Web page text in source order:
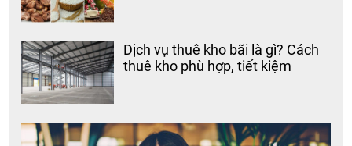
Dịch vụ thuê kho bãi là gì? Cách
thuê kho phù hợp, tiết kiệm